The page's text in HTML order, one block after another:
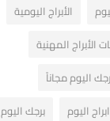
الأبراج اليومية
الأبراج المهنية
اليوم مجاناً
ابراج اليوم
برجك اليوم